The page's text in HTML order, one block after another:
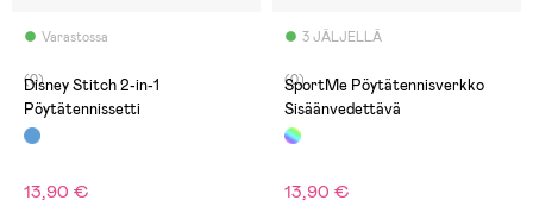
Varastossa
(0)
Disney Stitch 2-in-1
Pöytätennissetti
13,90 €
3 JÄLJELLÄ
(0)
SportMe Pöytätennisverkko
Sisäänvedettävä
13,90 €